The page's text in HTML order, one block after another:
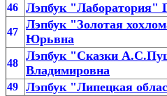
46 Лэпбук "Лаборатория"
47
Лэпбук "Золотая
Юрьвна
48
Лэпбук "Сказки
Владимировна
49 Лэпбук "Липецкая